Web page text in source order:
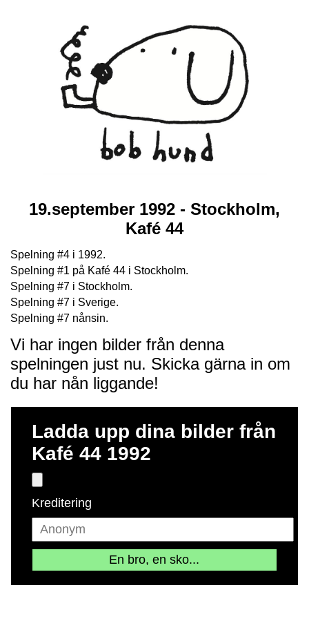
19.september 1992 - Stockholm,
Kafé 44
Spelning #4 i 1992.
Spelning #1 på Kafé 44 i Stockholm.
Spelning #7 i Stockholm.
Spelning #7 i Sverige.
Spelning #7 nånsin.
Vi har ingen bilder från denna
spelningen just nu. Skicka gärna in om
du har nån liggande!
Ladda upp dina bilder från
Kafé 44 1992
Kreditering